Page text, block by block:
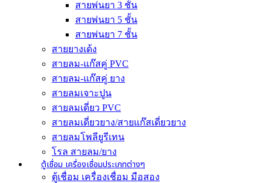
สายพ่นยา 3 ชั้น
สายพ่นยา 5 ชั้น
สายพ่นยา 7 ชั้น
สายยางเด้ง
สายลม-แก๊สคู่ PVC
สายลม-แก๊สคู่ ยาง
สายลมเจาะปูน
สายลมเดี่ยว PVC
สายลมเดี่ยวยาง/สายแก๊สเดี่ยวยาง
สายลมโพลียูรีเทน
โรล สายลม/ยาง
ตู้เชื่อม เครื่องเชื่อมประเภทต่างๆ
ตู้เชื่อม เครื่องเชื่อม มือสอง